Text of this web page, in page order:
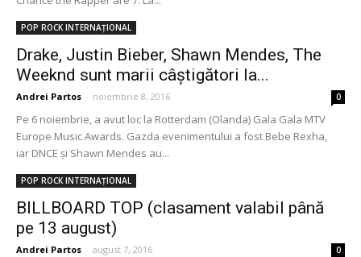
POP ROCK INTERNAȚIONAL
Drake, Justin Bieber, Shawn Mendes, The
Weeknd sunt marii câștigători la...
Andrei Partos - noiembrie 8, 2016 0
Pe 6 noiembrie, a avut loc la Rotterdam (Olanda) Gala Gala MTV
Europe Music Awards. Gazda evenimentului a fost Bebe Rexha,
iar DNCE și Shawn Mendes au...
POP ROCK INTERNAȚIONAL
BILLBOARD TOP (clasament valabil până
pe 13 august)
Andrei Partos - august 7, 2016 0